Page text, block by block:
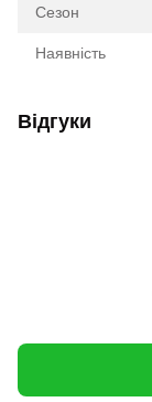
Сезон
Наявність
Відгуки